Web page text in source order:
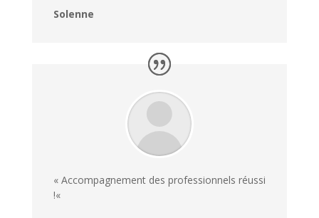
Solenne
« Accompagnement des professionnels réussi
!«